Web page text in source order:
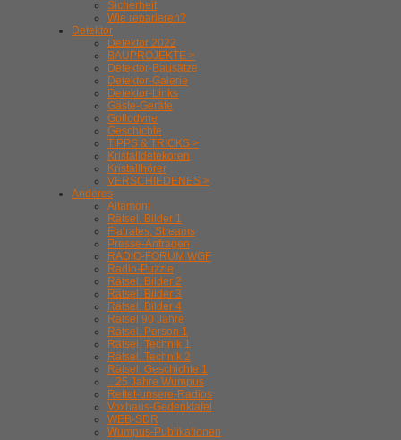
Sicherheit
Wie reparieren?
Detektor
Detektor 2022
BAUPROJEKTE >
Detektor-Bausätze
Detektor-Galerie
Detektor-Links
Gäste-Geräte
Gollodyne
Geschichte
TIPPS & TRICKS >
Kristalldetekoren
Kristallhörer
VERSCHIEDENES >
Anderes
Altamont
Rätsel. Bilder 1
Flatrates, Streams
Presse-Anfragen
RADIO-FORUM WGF
Radio-Puzzle
Rätsel. Bilder 2
Rätsel. Bilder 3
Rätsel. Bilder 4
Rätsel 90 Jahre
Rätsel. Person 1
Rätsel. Technik 1
Rätsel. Technik 2
Rätsel. Geschichte 1
.. 25 Jahre Wumpus
Rettet-unsere-Radios
Voxhaus-Gedenktafel
WEB-SDR
Wumpus-Publikationen